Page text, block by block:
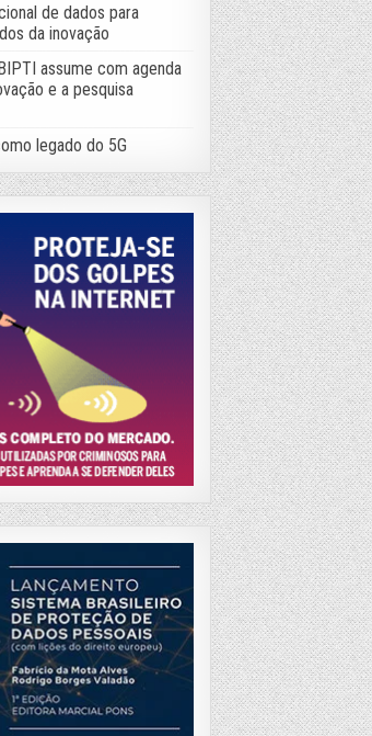
de dados para
da inovação
assume com agenda
e a pesquisa
legado do 5G